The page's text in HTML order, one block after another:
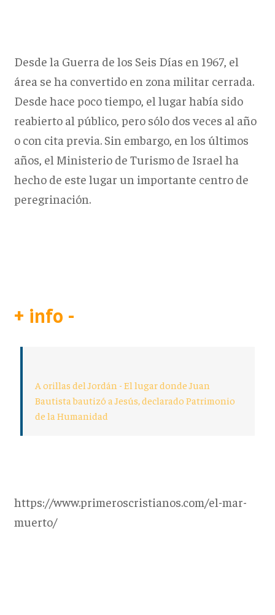
Desde la Guerra de los Seis Días en 1967, el
área se ha convertido en zona militar cerrada.
Desde hace poco tiempo, el lugar había sido
reabierto al público, pero sólo dos veces al año
o con cita previa. Sin embargo, en los últimos
años, el Ministerio de Turismo de Israel ha
hecho de este lugar un importante centro de
peregrinación.
+ info -
A orillas del Jordán - El lugar donde Juan
Bautista bautizó a Jesús, declarado Patrimonio
de la Humanidad
https://www.primeroscristianos.com/el-mar-
muerto/